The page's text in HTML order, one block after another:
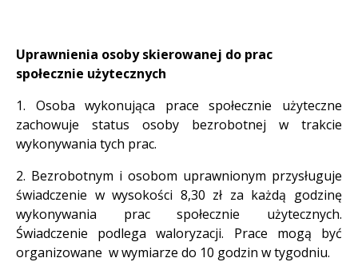
Uprawnienia osoby skierowanej do prac
społecznie użytecznych
1. Osoba wykonująca prace społecznie użyteczne
zachowuje status osoby bezrobotnej w trakcie
wykonywania tych prac.
2. Bezrobotnym i osobom uprawnionym przysługuje
świadczenie w wysokości 8,30 zł za każdą godzinę
wykonywania prac społecznie użytecznych.
Świadczenie podlega waloryzacji. Prace mogą być
organizowane w wymiarze do 10 godzin w tygodniu.